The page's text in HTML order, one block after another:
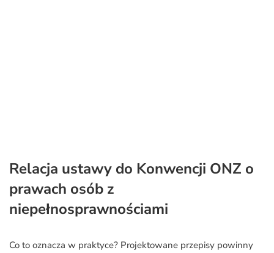
Relacja ustawy do Konwencji ONZ o
prawach osób z
niepełnosprawnościami
Co to oznacza w praktyce? Projektowane przepisy powinny